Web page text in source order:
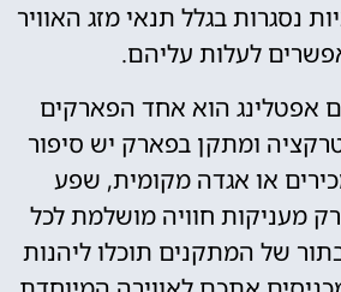
נסגרות בגלל תנאי מזג האוויר
לעלות עליהם.
אפטלינג הוא אחד הפארקים
ומתקן בפארק יש סיפור
או אגדה מקומית, שפע
מעניקות חוויה מושלמת לכל
של המתקנים תוכלו ליהנות